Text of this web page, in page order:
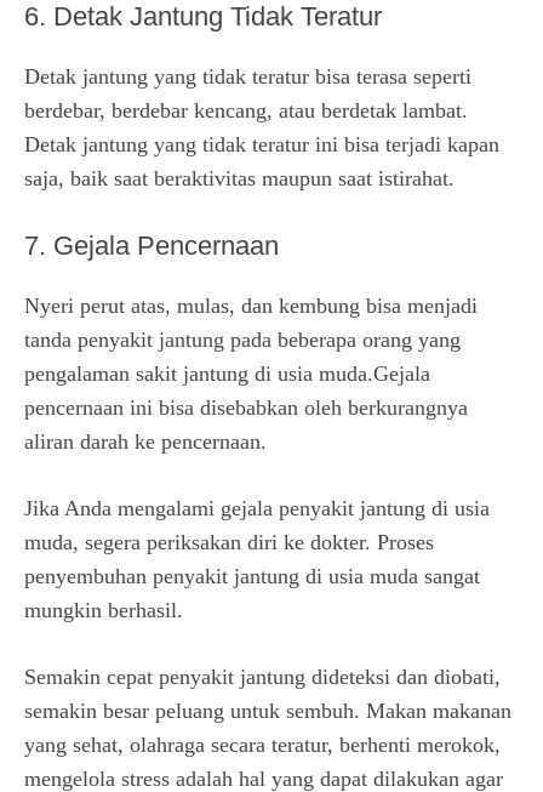
6. Detak Jantung Tidak Teratur
Detak jantung yang tidak teratur bisa terasa seperti
berdebar, berdebar kencang, atau berdetak lambat.
Detak jantung yang tidak teratur ini bisa terjadi kapan
saja, baik saat beraktivitas maupun saat istirahat.
7. Gejala Pencernaan
Nyeri perut atas, mulas, dan kembung bisa menjadi
tanda penyakit jantung pada beberapa orang yang
pengalaman sakit jantung di usia muda.Gejala
pencernaan ini bisa disebabkan oleh berkurangnya
aliran darah ke pencernaan.
Jika Anda mengalami gejala penyakit jantung di usia
muda, segera periksakan diri ke dokter. Proses
penyembuhan penyakit jantung di usia muda sangat
mungkin berhasil.
Semakin cepat penyakit jantung dideteksi dan diobati,
semakin besar peluang untuk sembuh. Makan makanan
yang sehat, olahraga secara teratur, berhenti merokok,
mengelola stress adalah hal yang dapat dilakukan agar